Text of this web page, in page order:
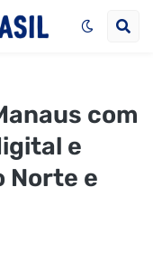
com
e
Norte e